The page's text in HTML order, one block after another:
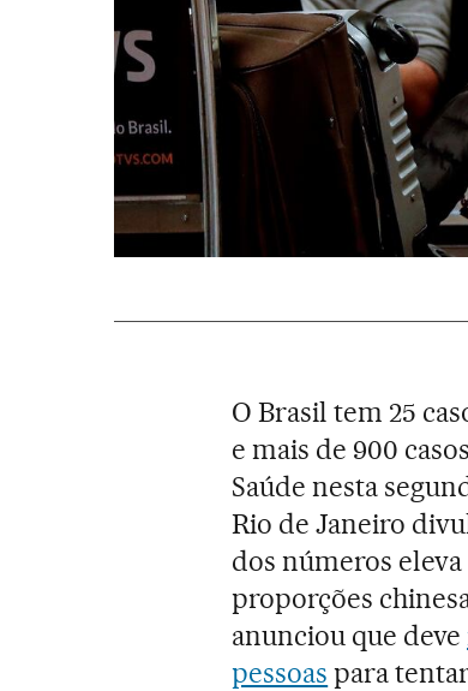
O Brasil tem 25
e mais de 900
Saúde nesta
Rio de Janeiro
dos números
proporções
anunciou que deve
pessoas para